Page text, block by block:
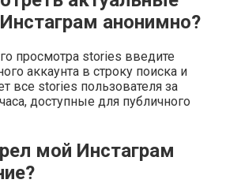
анонимно?
просмотра stories введите
аккаунта в строку поиска и
все stories пользователя за
доступные для публичного
мой Инстаграм